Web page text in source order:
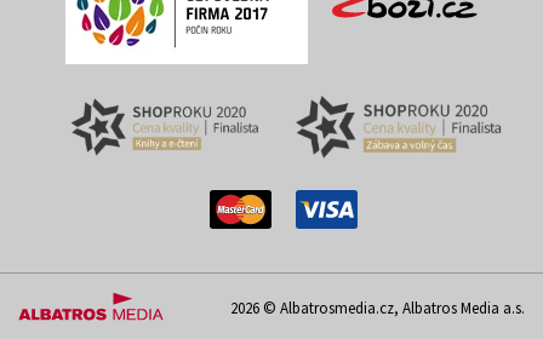
2026 © Albatrosmedia.cz, Albatros Media a.s.